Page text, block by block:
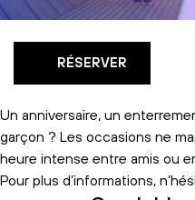
RÉSERVER
Un anniversaire, un
garçon ? Les occasions ne
heure intense entre amis ou
Pour plus d’informations,